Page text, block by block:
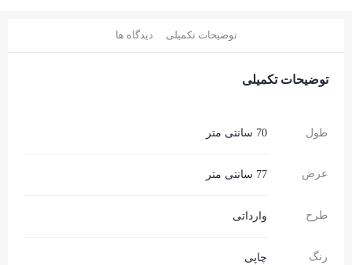
توضیحات تکمیلی دیدگاه ها
توضیحات تکمیلی
طول 70 سانتی متر
عرض 77 سانتی متر
طرح وارداتی
رنگ چاپی